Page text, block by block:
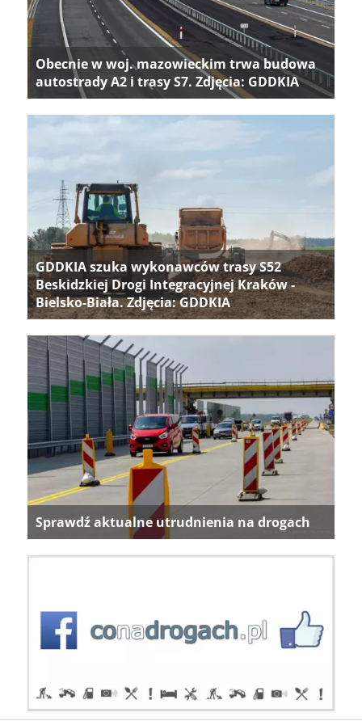
Obecnie w woj. mazowieckim trwa budowa
autostrady A2 i trasy S7. Zdjęcia: GDDKIA
GDDKIA szuka wykonawców trasy S52
Beskidzkiej Drogi Integracyjnej Kraków -
Bielsko-Biała. Zdjęcia: GDDKIA
Sprawdź aktualne utrudnienia na drogach